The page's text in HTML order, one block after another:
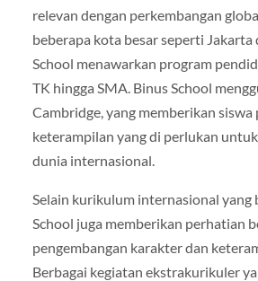
relevan dengan perkembangan
beberapa kota besar seperti Jakarta
School menawarkan program
TK hingga SMA. Binus School
Cambridge, yang memberikan siswa
keterampilan yang di perlukan
dunia internasional.
Selain kurikulum internasional yang
School juga memberikan perhatian
pengembangan karakter dan
Berbagai kegiatan ekstrakurikuler